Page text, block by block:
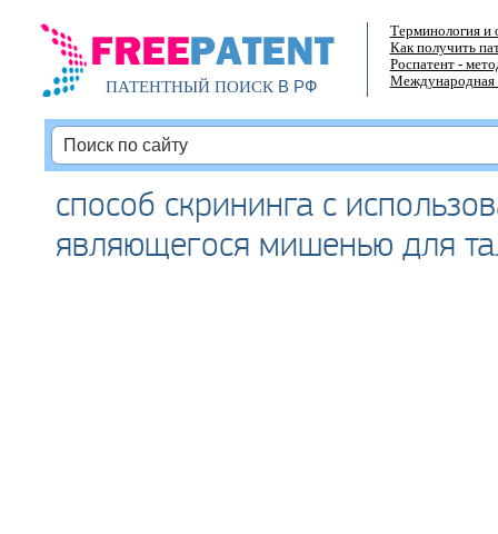
ПАТЕНТНЫЙ ПОИСКВ РФ
Терминология и
Как получить
Роспатент -
Международная
способ скрининга с
являющегося мишенью для